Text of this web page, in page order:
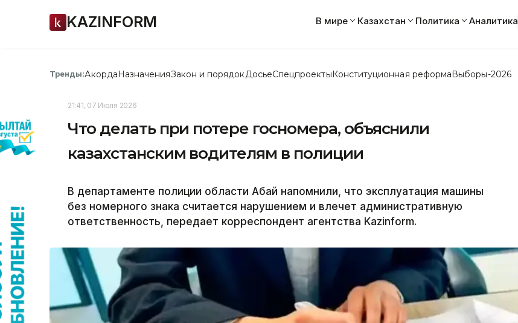
KAZINFORM В мире Казахстан Политика Аналитика
Тренды:АкордаНазначенияЗакон и порядок ДосьеСпецпроектыКонституционная реформаВыборы-2026
21:41, 07 Июля 2026
Что делать при потере госномера, объяснили
казахстанским водителям в полиции
В департаменте полиции области Абай напомнили, что эксплуатация машины
без номерного знака считается нарушением и влечет административную
ответственность, передает корреспондент агентства Kazinform.